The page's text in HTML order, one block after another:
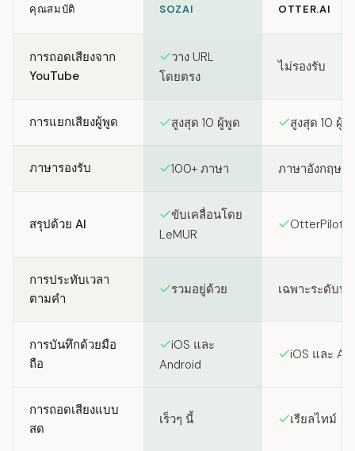
คุณสมบัติ SOZAI OTTER.AI
การถอดเสียงจาก
YouTube
วาง URL
โดยตรง
ไม่รองรับ
การแยกเสียงผู้พูด สูงสุด 10 ผู้พูด สูงสุด 10 ผู้พู
ภาษารองรับ 100+ ภาษา ภาษาอังกฤษเ
สรุปด้วย AI
ขับเคลื่อนโดย
LeMUR
OtterPilot
การประทับเวลา
ตามคำ
รวมอยู่ด้วย เฉพาะระดับป
การบันทึกด้วยมือ
ถือ
iOS และ
Android
iOS และ
การถอดเสียงแบบ
สด
เร็วๆ นี้ เรียลไทม์